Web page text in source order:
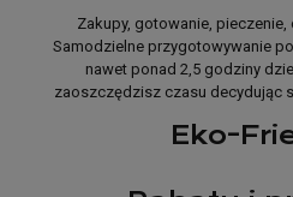
Zakupy, gotowanie,
Samodzielne przygotowywanie
nawet ponad 2,5 godziny
zaoszczędzisz czasu decydując
Eko-